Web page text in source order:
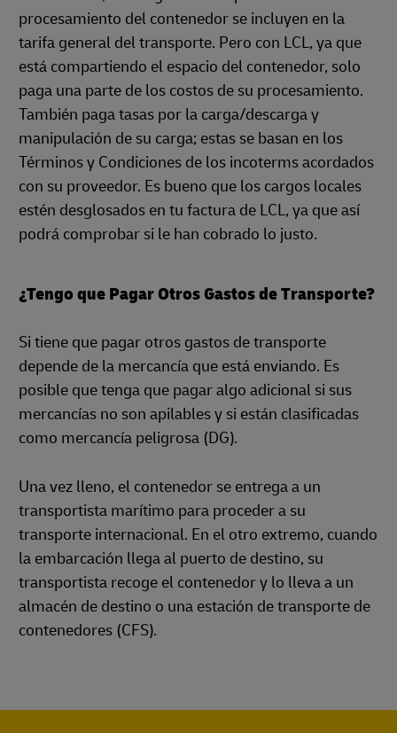
procesamiento del contenedor se incluyen en la
tarifa general del transporte. Pero con LCL, ya que
está compartiendo el espacio del contenedor, solo
paga una parte de los costos de su procesamiento.
También paga tasas por la carga/descarga y
manipulación de su carga; estas se basan en los
Términos y Condiciones de los incoterms acordados
con su proveedor. Es bueno que los cargos locales
estén desglosados en tu factura de LCL, ya que así
podrá comprobar si le han cobrado lo justo.
¿Tengo que Pagar Otros Gastos de Transporte?
Si tiene que pagar otros gastos de transporte
depende de la mercancía que está enviando. Es
posible que tenga que pagar algo adicional si sus
mercancías no son apilables y si están clasificadas
como mercancía peligrosa (DG).
Una vez lleno, el contenedor se entrega a un
transportista marítimo para proceder a su
transporte internacional. En el otro extremo, cuando
la embarcación llega al puerto de destino, su
transportista recoge el contenedor y lo lleva a un
almacén de destino o una estación de transporte de
contenedores (CFS).